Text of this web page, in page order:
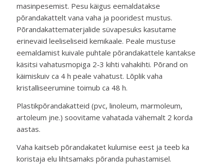
masinpesemist. Pesu käigus eemaldatakse
põrandakattelt vana vaha ja pooridest mustus.
Põrandakattematerjalide süvapesuks kasutame
erinevaid leeliseliseid kemikaale. Peale mustuse
eemaldamist kuivale puhtale põrandakattele kantakse
käsitsi vahatusmopiga 2-3 kihti vahakihti. Põrand on
käimiskuiv ca 4 h peale vahatust. Lõplik vaha
kristalliseerumine toimub ca 48 h.
Plastikpõrandakatteid (pvc, linoleum, marmoleum,
artoleum jne.) soovitame vahatada vähemalt 2 korda
aastas.
Vaha kaitseb põrandakatet kulumise eest ja teeb ka
koristaja elu lihtsamaks põranda puhastamisel.